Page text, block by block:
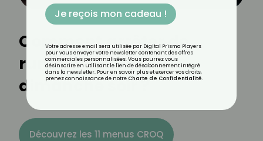
Comment arrêter de
ruminer la nuit du
dimanche soir ?
Découvrez les 11 menus CROQ
Je reçois mon cadeau !
Votre adresse email sera utilisée par Digital Prisma Players
pour vous envoyer votre newsletter contenant des offres
commerciales personnalisées. Vous pourrez vous
désinscrire en utilisant le lien de désabonnement intégré
dans la newsletter. Pour en savoir plus et exercer vos droits,
prenez connaissance de notre Charte de Confidentialité.